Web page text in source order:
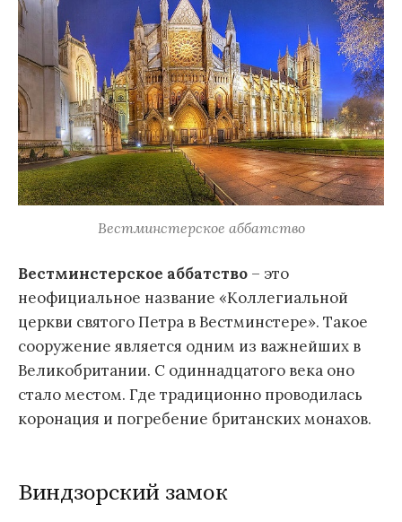
Вестминстерское аббатство
Вестминстерское аббатство – это
неофициальное название «Коллегиальной
церкви святого Петра в Вестминстере». Такое
сооружение является одним из важнейших в
Великобритании. С одиннадцатого века оно
стало местом. Где традиционно проводилась
коронация и погребение британских монахов.
Виндзорский замок